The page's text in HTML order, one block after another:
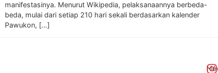
manifestasinya. Menurut Wikipedia, pelaksanaannya berbeda-
beda, mulai dari setiap 210 hari sekali berdasarkan kalender
Pawukon, […]